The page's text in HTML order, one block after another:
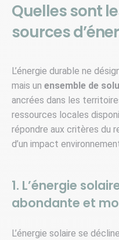
Quelles sont
sources
L’énergie durable ne
mais un ensemble de
ancrées dans les
ressources locales
répondre aux critères du
d’un impact
1. L’énergie
abondante et
L’énergie solaire se